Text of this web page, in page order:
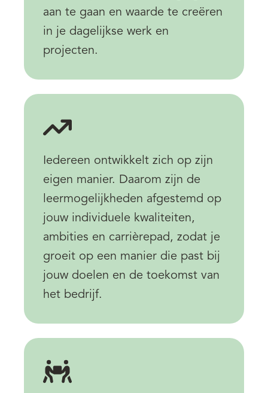
aan te gaan en waarde te creëren
in je dagelijkse werk en
projecten.
Iedereen ontwikkelt zich op zijn
eigen manier. Daarom zijn de
leermogelijkheden afgestemd op
jouw individuele kwaliteiten,
ambities en carrièrepad, zodat je
groeit op een manier die past bij
jouw doelen en de toekomst van
het bedrijf.